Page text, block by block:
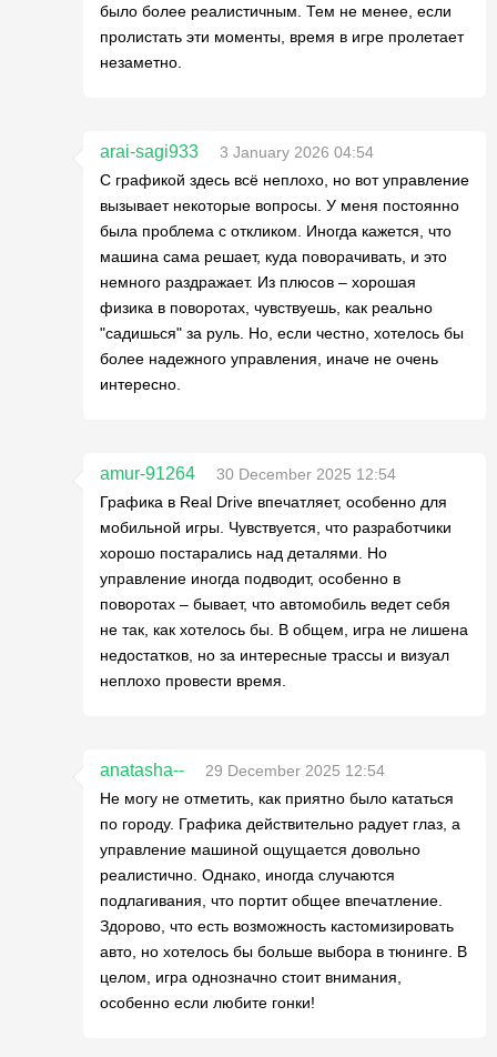
было более реалистичным. Тем не менее, если
пролистать эти моменты, время в игре пролетает
незаметно.
arai-sagi933
3 January 2026 04:54
С графикой здесь всё неплохо, но вот управление
вызывает некоторые вопросы. У меня постоянно
была проблема с откликом. Иногда кажется, что
машина сама решает, куда поворачивать, и это
немного раздражает. Из плюсов – хорошая
физика в поворотах, чувствуешь, как реально
"садишься" за руль. Но, если честно, хотелось бы
более надежного управления, иначе не очень
интересно.
amur-91264
30 December 2025 12:54
Графика в Real Drive впечатляет, особенно для
мобильной игры. Чувствуется, что разработчики
хорошо постарались над деталями. Но
управление иногда подводит, особенно в
поворотах – бывает, что автомобиль ведет себя
не так, как хотелось бы. В общем, игра не лишена
недостатков, но за интересные трассы и визуал
неплохо провести время.
anatasha--
29 December 2025 12:54
Не могу не отметить, как приятно было кататься
по городу. Графика действительно радует глаз, а
управление машиной ощущается довольно
реалистично. Однако, иногда случаются
подлагивания, что портит общее впечатление.
Здорово, что есть возможность кастомизировать
авто, но хотелось бы больше выбора в тюнинге. В
целом, игра однозначно стоит внимания,
особенно если любите гонки!